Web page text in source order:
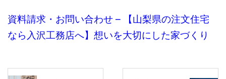
資料請求・お問い合わせ – 【山梨県の注文住宅
なら入沢工務店へ】想いを大切にした家づくり